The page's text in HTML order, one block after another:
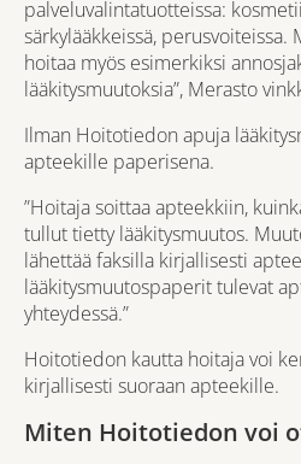
palveluvalintatuotteissa:
särkylääkkeissä, perusvoiteissa.
hoitaa myös esimerkiksi
lääkitysmuutoksia”, Merasto
Ilman Hoitotiedon apuja
apteekille paperisena.
”Hoitaja soittaa apteekkiin,
tullut tietty lääkitysmuutos.
lähettää faksilla kirjallisesti
lääkitysmuutospaperit tulevat
yhteydessä.”
Hoitotiedon kautta hoitaja voi
kirjallisesti suoraan apteekille.
Miten Hoitotiedon voi